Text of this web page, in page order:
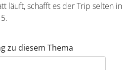
viel, im Urlaub selbst bricht
Flieger pures Chaos aus. Ob
läuft, schafft es der Trip selten
5.